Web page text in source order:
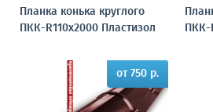
Планка конька круглого
ПКК-R110х2000 Пластизол
ПКК-
от 750 р.